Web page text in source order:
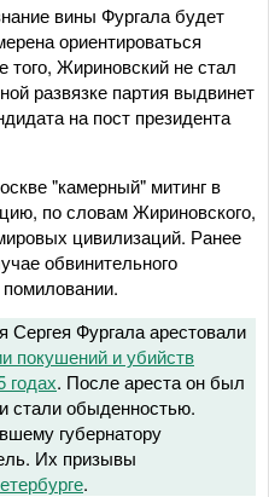
вины Фургала будет
ориентироваться
Жириновский не стал
развязке партия выдвинет
на пост президента
"камерный" митинг в
по словам Жириновского,
цивилизаций. Ранее
обвинительного
помиловании.
Сергея Фургала арестовали
покушений и убийств
годах. После ареста он был
стали обыденностью.
губернатору
Их призывы
.